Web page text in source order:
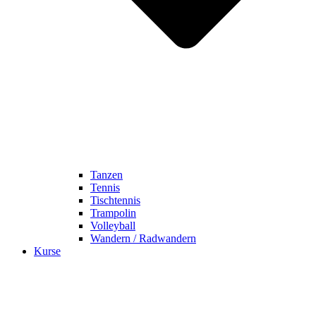
Tanzen
Tennis
Tischtennis
Trampolin
Volleyball
Wandern / Radwandern
Kurse